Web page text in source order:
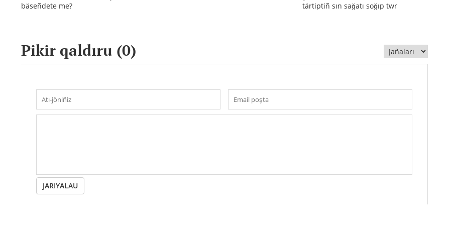
bäseñdete me?
tärtiptiñ sın sağatı soğıp twr
Pikir qaldıru (0)
JARIYALAU